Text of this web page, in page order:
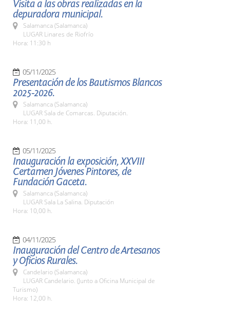
Visita a las obras realizadas en la
depuradora municipal.
Salamanca (Salamanca)
LUGAR Linares de Riofrío
Hora: 11:30 h
05/11/2025
Presentación de los Bautismos Blancos
2025-2026.
Salamanca (Salamanca)
LUGAR Sala de Comarcas. Diputación.
Hora: 11,00 h.
05/11/2025
Inauguración la exposición, XXVIII
Certamen Jóvenes Pintores, de
Fundación Gaceta.
Salamanca (Salamanca)
LUGAR Sala La Salina. Diputación
Hora: 10,00 h.
04/11/2025
Inauguración del Centro de Artesanos
y Oficios Rurales.
Candelario (Salamanca)
LUGAR Candelario. (Junto a Oficina Municipal de
Turismo)
Hora: 12,00 h.